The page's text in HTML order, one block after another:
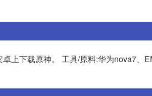
上下载原神。 工具/原料:华为nova7、